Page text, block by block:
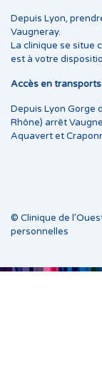
Depuis Lyon,
Vaugneray.
La clinique se situe
est à votre
Accès en
Depuis Lyon Gorge
Rhône) arrêt
Aquavert et
© Clinique de
personnelles